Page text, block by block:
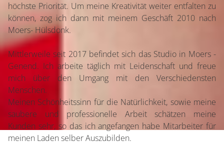
höchste Priorität. Um meine Kreativität weiter entfalten zu
können, zog ich dann mit meinem Geschäft 2010 nach
Moers- Hülsdonk.
Mittlerweile seit 2017 befindet sich das Studio in Moers -
Genend. Ich arbeite täglich mit Leidenschaft und freue
mich über den Umgang mit den Verschiedensten
Menschen.
Meinen Schönheitssinn für die Natürlichkeit, sowie meine
saubere und professionelle Arbeit schätzen meine
Kunden sehr, so das ich angefangen habe Mitarbeiter für
meinen Laden selber Auszubilden.